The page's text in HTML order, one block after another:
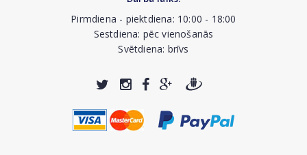
Pirmdiena - piektdiena: 10:00 - 18:00
Sestdiena: pēc vienošanās
Svētdiena: brīvs